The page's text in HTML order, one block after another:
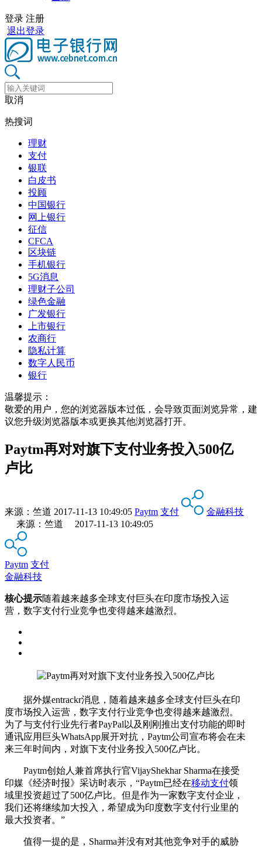
登录 注册
退出登录
取消
热搜词
理财
支付
银联
白皮书
投顾
中国银行
网上银行
征信
CFCA
区块链
手机银行
5G消息
理财子公司
绿色金融
广发银行
上市银行
农商行
隐私计算
数字人民币
银行
温馨提示：
敬爱的用户，您的浏览器版本过低，会导致页面浏览异常，建
议您升级浏览器版本或更换其他浏览器打开。
Paytm再对对旗下支付业务投入500亿
卢比
来源： 竺道 2017-11-13 10:49:05 Paytm 支付
金融科技
来源：竺道 2017-11-13 10:49:05
Paytm 支付
金融科技
核心提示随着越来越多全球支付巨头在印度市场投入运
营，数字支付行业竞争也变得越来越激烈。
据外媒entrackr消息，随着越来越多全球支付巨头在印
度市场投入运营，数字支付行业竞争也变得越来越激烈。
为了与支付行业先行者PayPal以及刚刚推出支付功能的即时
通讯应用巨头WhatsApp展开对抗，Paytm公司宣布将会在未
来三年时间内，对旗下支付业务投入500亿卢比。
Paytm创始人兼首席执行官VijayShekhar Sharma在接受
印媒《经济时报》采访时表示，“Paytm已经在移动支付领
域里投资超过了500亿卢比。但是作为一家数字支付企业，
我们还将继续加大投入，希望成为印度数字支付行业里的
最大投资者。”
值得一提的是，Sharma并没有对其他竞争对手的威胁